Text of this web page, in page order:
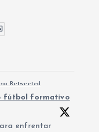
Retweeted
fútbol formativo
enfrentar